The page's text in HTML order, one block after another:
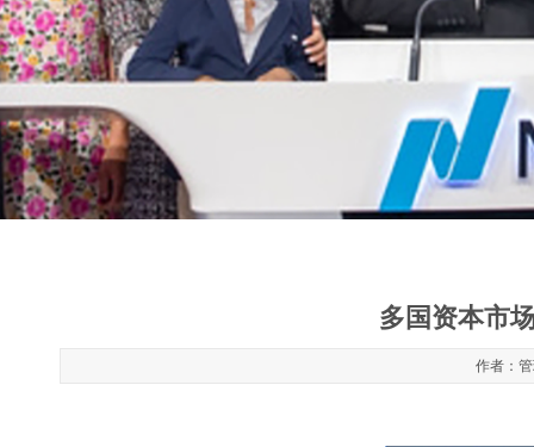
多国资本市
作者：